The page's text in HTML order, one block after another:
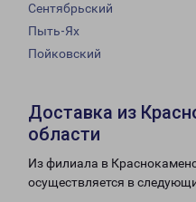
Сентябрьский
Пыть-Ях
Пойковский
Доставка из
области
Из филиала в
осуществляется в